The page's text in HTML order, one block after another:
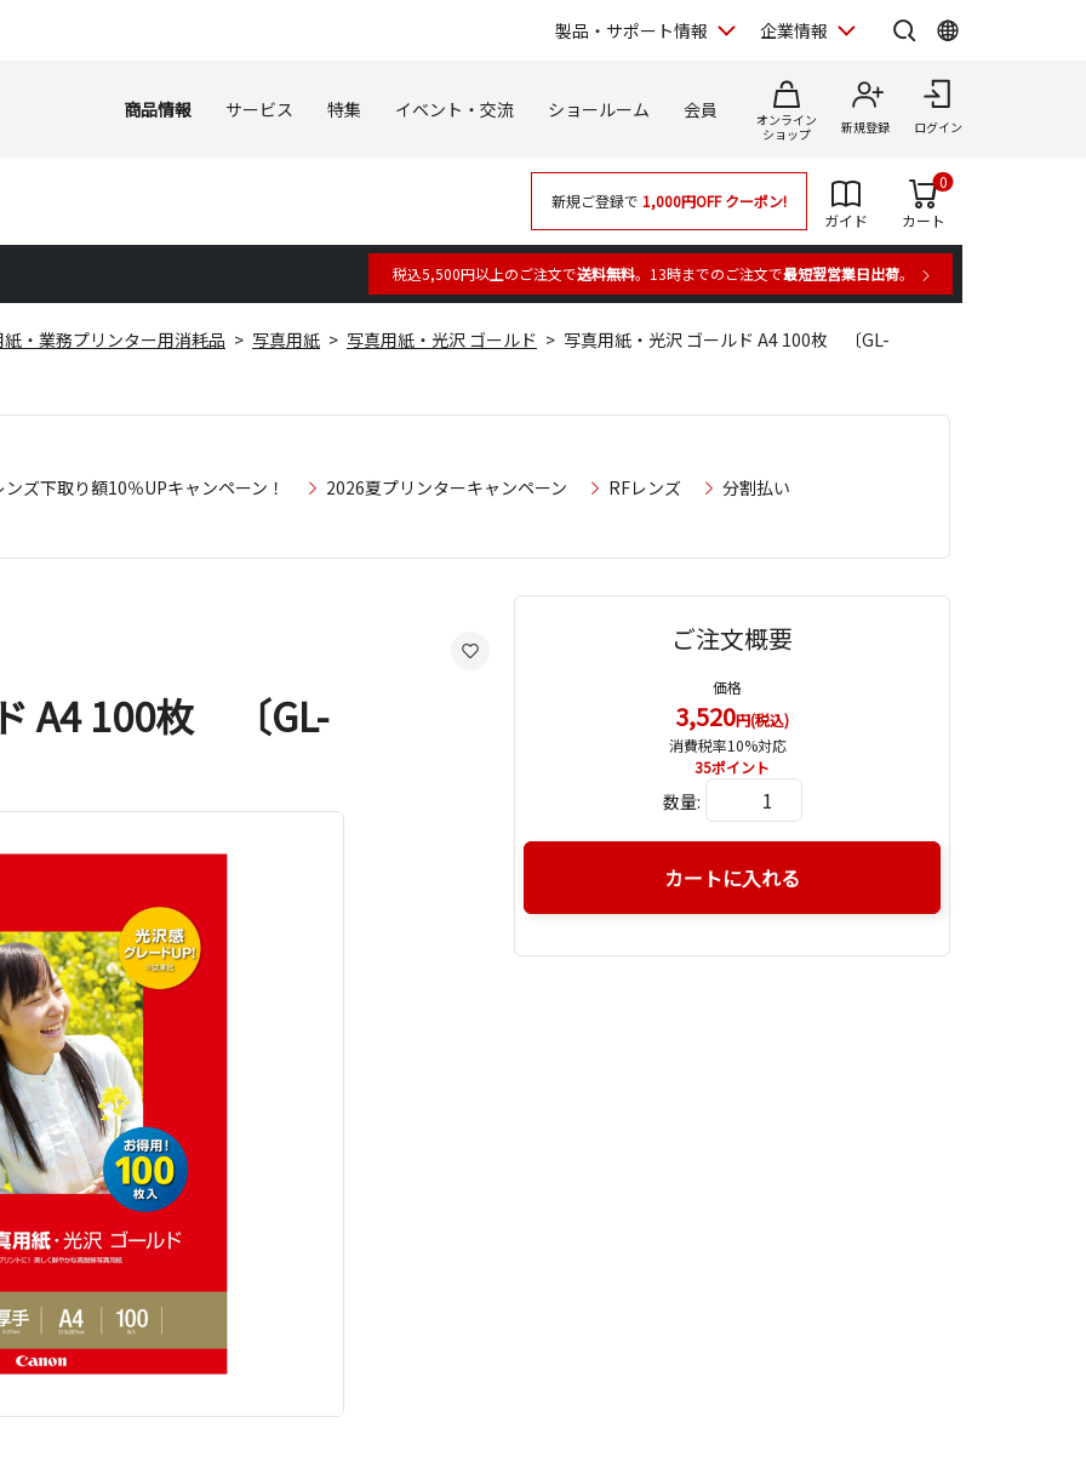
製品・サポート情報 企業情報
商品情報 サービス 特集 イベント・交流 ショールーム 会員
オンライン
ショップ
新規登録 ログイン
新規ご登録で 1,000円OFFクーポン!
ガイド
カート
0
税込5,500円以上のご注文で送料無料。13時までのご注文で最短翌営業日出荷。
紙・業務プリンター用消耗品 写真用紙 写真用紙・光沢 ゴールド 写真用紙・光沢 ゴールド A4 100枚 〔GL-
ズ下取り額10％UPキャンペーン！ 2026夏プリンターキャンペーン RFレンズ 分割払い
A4 100枚 〔GL-
ご注文概要
価格
3,520円(税込)
消費税率10%対応
35ポイント
数量:
カートに入れる